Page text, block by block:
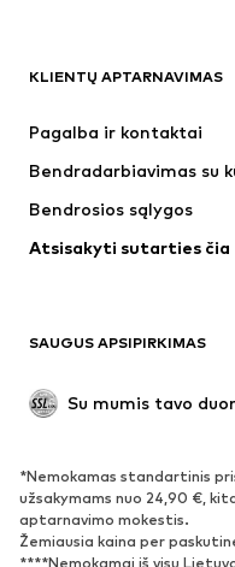
Naujienos
Apatiniai
Paltai
Proginiai
BATAI
Naujienos
KLIENTŲ APTARNAVIMAS
Pagalba ir kontaktai
Bendradarbiavimas su
Bendrosios sąlygos
Atsisakyti sutarties čia
SAUGUS APSIPIRKIMAS
Su mumis tavo
*Nemokamas standartinis
užsakymams nuo 24,90 €,
aptarnavimo mokestis.
Žemiausia kaina per
****Nemokamai iš visų